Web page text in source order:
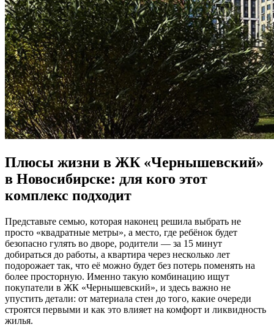
Плюсы жизни в ЖК «Чернышевский»
в Новосибирске: для кого этот
комплекс подходит
Представьте семью, которая наконец решила выбрать не
просто «квадратные метры», а место, где ребёнок будет
безопасно гулять во дворе, родители — за 15 минут
добираться до работы, а квартира через несколько лет
подорожает так, что её можно будет без потерь поменять на
более просторную. Именно такую комбинацию ищут
покупатели в ЖК «Чернышевский», и здесь важно не
упустить детали: от материала стен до того, какие очереди
строятся первыми и как это влияет на комфорт и ликвидность
жилья.